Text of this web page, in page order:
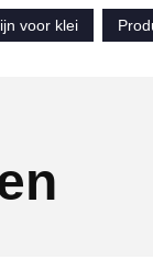
voor klei